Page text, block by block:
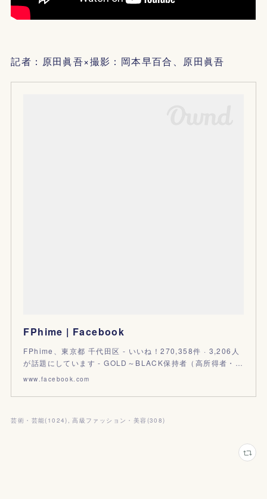
記者：原田眞吾×撮影：岡本早百合、原田眞吾
FPhime | Facebook
FPhime、東京都 千代田区 - いいね！270,358件 · 3,206人
が話題にしています - GOLD～BLACK保持者（高所得者・…
www.facebook.com
芸術・芸能( 1024) 高級ファッション・美容 (308)